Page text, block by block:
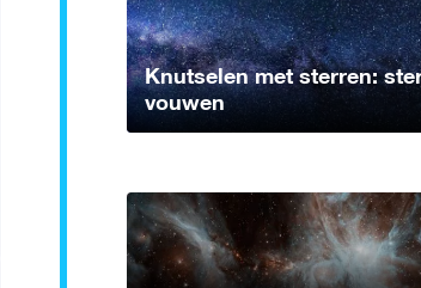
Knutselen met sterren:
vouwen